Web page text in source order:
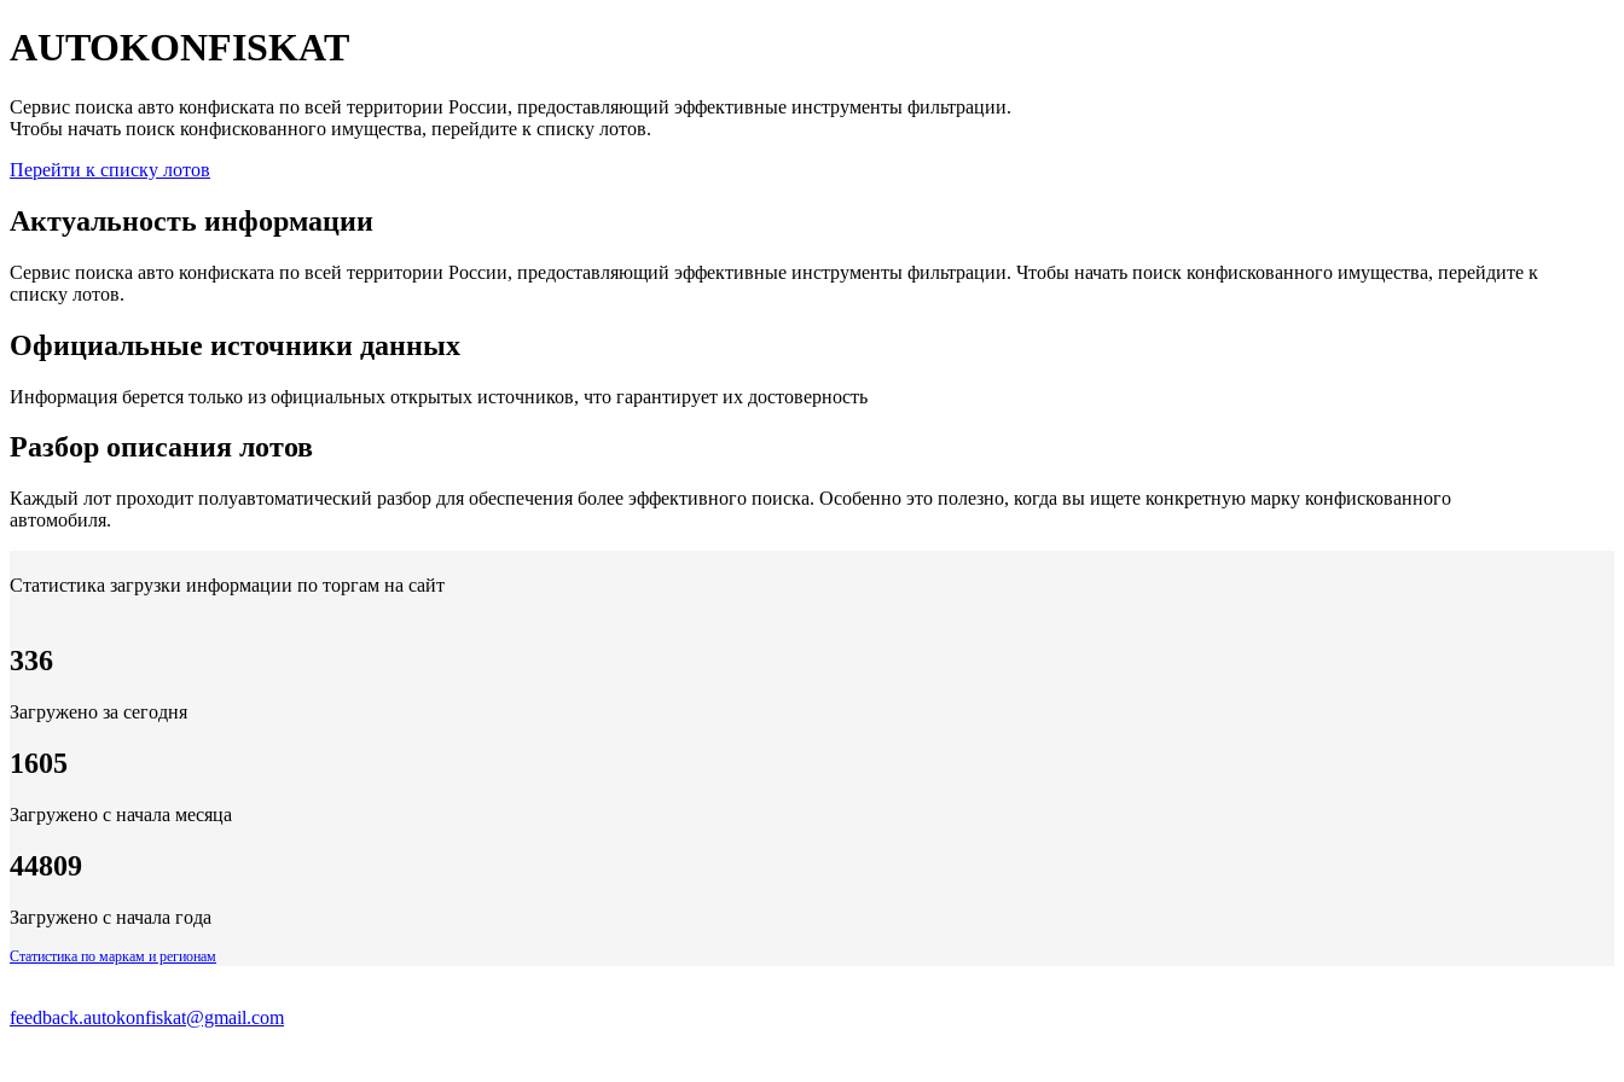
AUTOKONFISKAT
Сервис поиска авто конфиската по всей территории России, предоставляющий эффективные инструменты фильтрации.
Чтобы начать поиск конфискованного имущества, перейдите к списку лотов.
Перейти к списку лотов
Актуальность информации
Сервис поиска авто конфиската по всей территории России, предоставляющий эффективные инструменты фильтрации. Чтобы начать поиск конфискованного имущества, перейдите к
списку лотов.
Официальные источники данных
Информация берется только из официальных открытых источников, что гарантирует их достоверность
Разбор описания лотов
Каждый лот проходит полуавтоматический разбор для обеспечения более эффективного поиска. Особенно это полезно, когда вы ищете конкретную марку конфискованного
автомобиля.
Статистика загрузки информации по торгам на сайт
336
Загружено за сегодня
1605
Загружено с начала месяца
44809
Загружено с начала года
Статистика по маркам и регионам
feedback.autokonfiskat@gmail.com